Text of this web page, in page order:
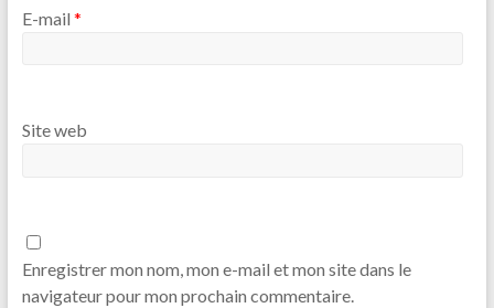
E-mail *
Site web
Enregistrer mon nom, mon e-mail et mon site dans le
navigateur pour mon prochain commentaire.